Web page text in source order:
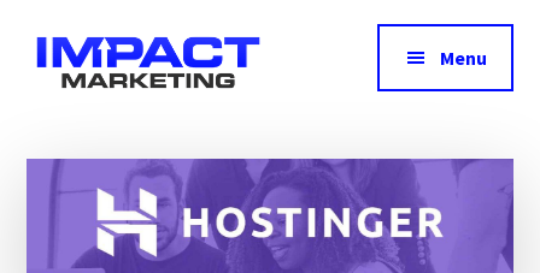
contenu
menu
Marketing
test
comparatif
Menu